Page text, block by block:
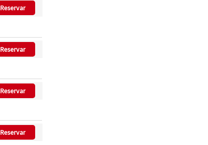
Reservar
Reservar
Reservar
Reservar